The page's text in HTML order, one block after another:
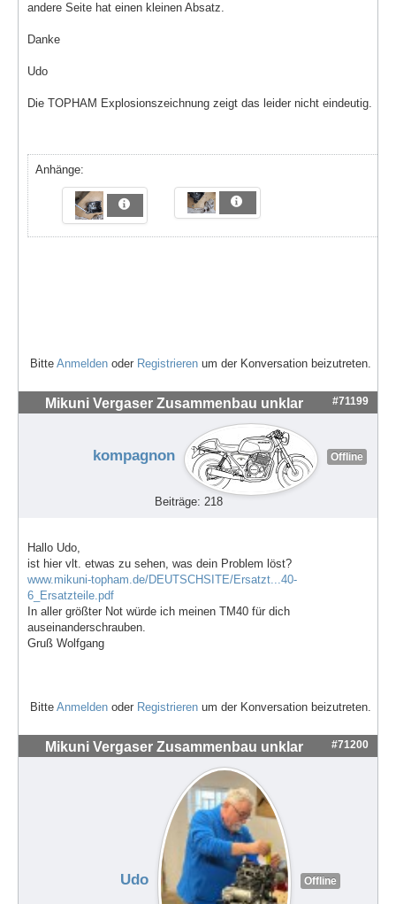
andere Seite hat einen kleinen Absatz.
Danke
Udo
Die TOPHAM Explosionszeichnung zeigt das leider nicht eindeutig.
Anhänge:
Bitte Anmelden oder Registrieren um der Konversation beizutreten.
Mikuni Vergaser Zusammenbau unklar #71199
kompagnon Offline
Beiträge: 218
Hallo Udo,
ist hier vlt. etwas zu sehen, was dein Problem löst?
www.mikuni-topham.de/DEUTSCHSITE/Ersatzt...40-
6_Ersatzteile.pdf
In aller größter Not würde ich meinen TM40 für dich
auseinanderschrauben.
Gruß Wolfgang
Bitte Anmelden oder Registrieren um der Konversation beizutreten.
Mikuni Vergaser Zusammenbau unklar #71200
Udo Offline